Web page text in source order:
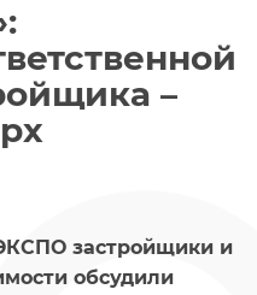
–
застройщики и
обсудили